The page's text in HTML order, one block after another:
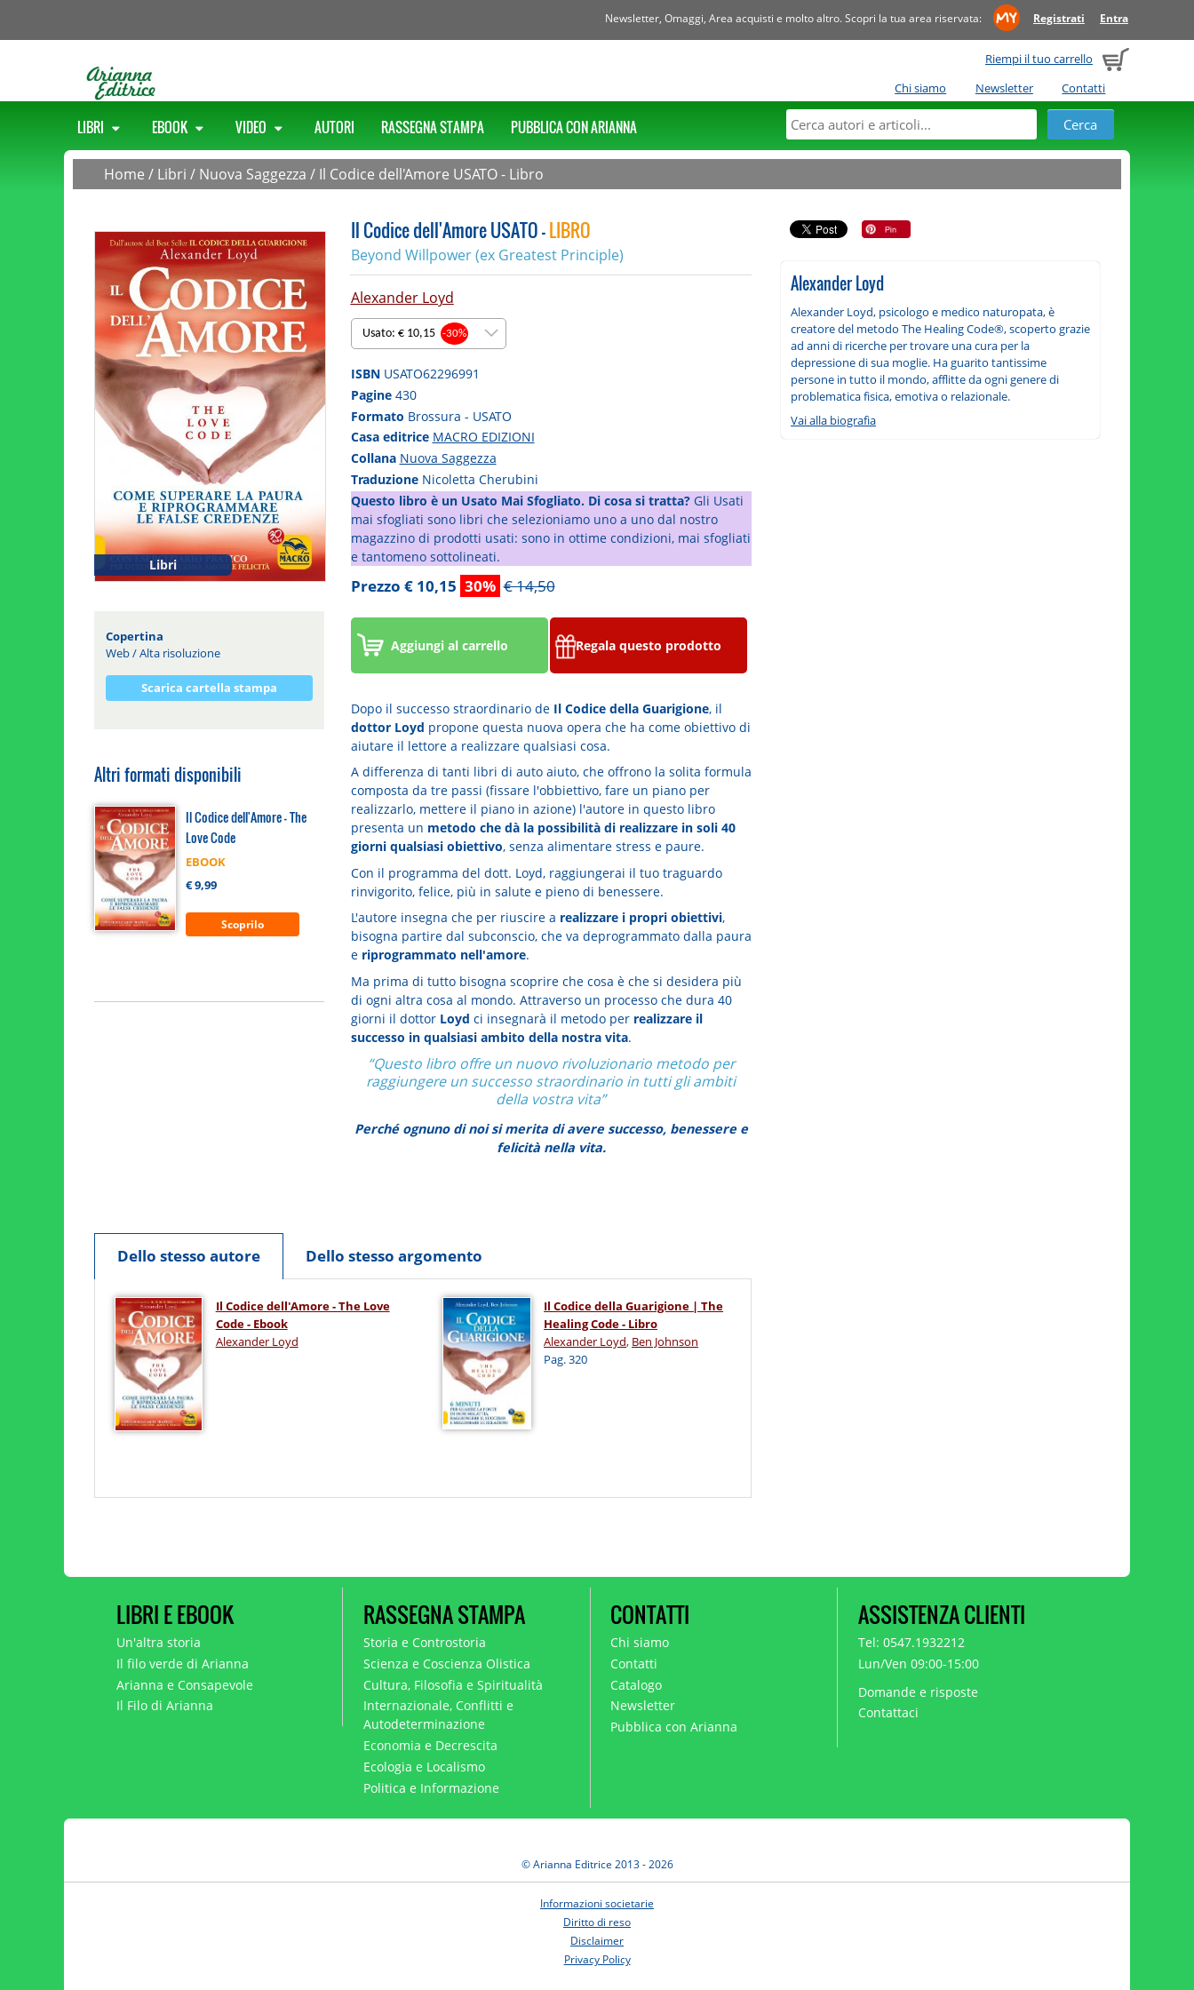
Newsletter, Omaggi, Area acquisti e molto altro. Scopri la tua area riservata: Registrati Entra
Riempi il tuo carrello
Chi siamo
Newsletter Contatti
LIBRI EBOOK VIDEO AUTORI RASSEGNA STAMPA PUBBLICA CON ARIANNA
Home / Libri / Nuova Saggezza / Il Codice dell'Amore USATO - Libro
Libri
Copertina
Web/Alta risoluzione
Scarica cartella stampa
Altri formati disponibili
Il Codice dell'Amore - The
Love Code
EBOOK
€ 9,99
Scoprilo
Il Codice dell'Amore USATO -LIBRO
Beyond Willpower (ex Greatest Principle)
Alexander Loyd
Usato: € 10,15-30%
ISBN USATO62296991
Pagine 430
Formato Brossura - USATO
Casa editrice MACRO EDIZIONI
Collana Nuova Saggezza
Traduzione Nicoletta Cherubini
Questo libro è un Usato Mai Sfogliato. Di cosa si tratta?Gli Usati
mai sfogliati sono libri che selezioniamo uno a uno dal nostro
magazzino di prodotti usati: sono in ottime condizioni, mai sfogliati
e tantomeno sottolineati.
Prezzo € 10,15 30% € 14,50
Aggiungi al carrello Regala questo prodotto
Dopo il successo straordinario de Il Codice della Guarigione, il
dottor Loyd propone questa nuova opera che ha come obiettivo di
aiutare il lettore a realizzare qualsiasi cosa.
A differenza di tanti libri di auto aiuto, che offrono la solita formula
composta da tre passi (fissare l'obbiettivo, fare un piano per
realizzarlo, mettere il piano in azione) l'autore in questo libro
presenta un metodo che dà la possibilità di realizzare in soli 40
giorni qualsiasi obiettivo, senza alimentare stress e paure.
Con il programma del dott. Loyd, raggiungerai il tuo traguardo
rinvigorito, felice, più in salute e pieno di benessere.
L'autore insegna che per riuscire a realizzare i propri obiettivi,
bisogna partire dal subconscio, che va deprogrammato dalla paura
e riprogrammato nell'amore.
Ma prima di tutto bisogna scoprire che cosa è che si desidera più
di ogni altra cosa al mondo. Attraverso un processo che dura 40
giorni il dottor Loyd ci insegnarà il metodo per realizzare il
successo in qualsiasi ambito della nostra vita.
“Questo libro offre un nuovo rivoluzionario metodo per
raggiungere un successo straordinario in tutti gli ambiti
della vostra vita”
Perché ognuno di noi si merita di avere successo, benessere e
felicità nella vita.
Dello stesso autore Dello stesso argomento
Il Codice dell'Amore - The Love
Code - Ebook
Alexander Loyd
Il Codice della Guarigione | The
Healing Code - Libro
Alexander Loyd, Ben Johnson
Pag. 320
Alexander Loyd
Alexander Loyd, psicologo e medico naturopata, è
creatore del metodo The Healing Code®, scoperto grazie
ad anni di ricerche per trovare una cura per la
depressione di sua moglie. Ha guarito tantissime
persone in tutto il mondo, afflitte da ogni genere di
problematica fisica, emotiva o relazionale.
Vai alla biografia
LIBRI E EBOOK
Un'altra storia
Il filo verde di Arianna
Arianna e Consapevole
Il Filo di Arianna
RASSEGNA STAMPA
Storia e Controstoria
Scienza e Coscienza Olistica
Cultura, Filosofia e Spiritualità
Internazionale, Conflitti e
Autodeterminazione
Economia e Decrescita
Ecologia e Localismo
Politica e Informazione
CONTATTI
Chi siamo
Contatti
Catalogo
Newsletter
Pubblica con Arianna
ASSISTENZA CLIENTI
Tel: 0547.1932212
Lun/Ven 09:00-15:00
Domande e risposte
Contattaci
© Arianna Editrice 2013 - 2026
Informazioni societarie
Diritto di reso
Disclaimer
Privacy Policy